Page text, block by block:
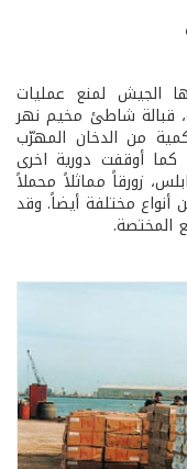
الجيش لمنع عمليات
قبالة شاطئ مخيم نهر
من الدخان المهرّب
كما أوقفت دورية اخرى
زورقاً مماثلاً محملاً
نحو 1230 صندوقاً من أنواع مختلفة أيضاً. وقد
المختصة.